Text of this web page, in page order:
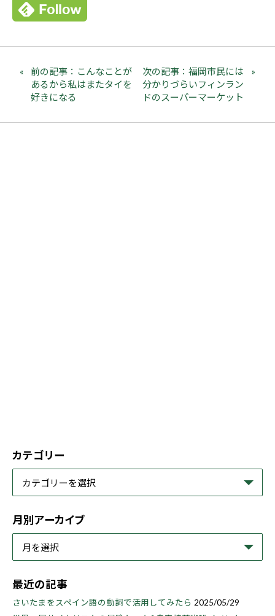
前の記事：こんなことが
あるから私はまたタイを
好きになる
次の記事：福岡市民には
分かりづらいフィンラン
ドのスーパーマーケット
カテゴリー
月別アーカイブ
最近の記事
さいたまをスペイン語の動詞で活用してみたら 2025/05/29